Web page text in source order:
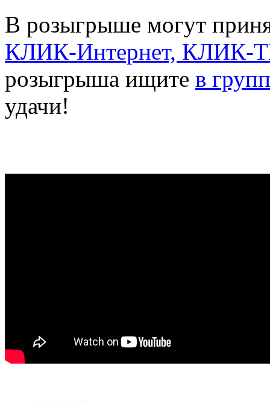
В розыгрыше могут
КЛИК-Интернет, КЛИК-
розыгрыша ищите в
удачи!